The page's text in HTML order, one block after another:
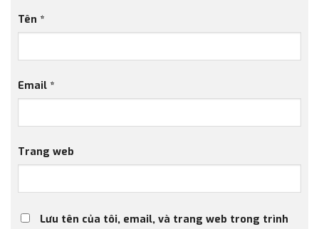
Tên *
Email *
Trang web
Lưu tên của tôi, email, và trang web trong trình